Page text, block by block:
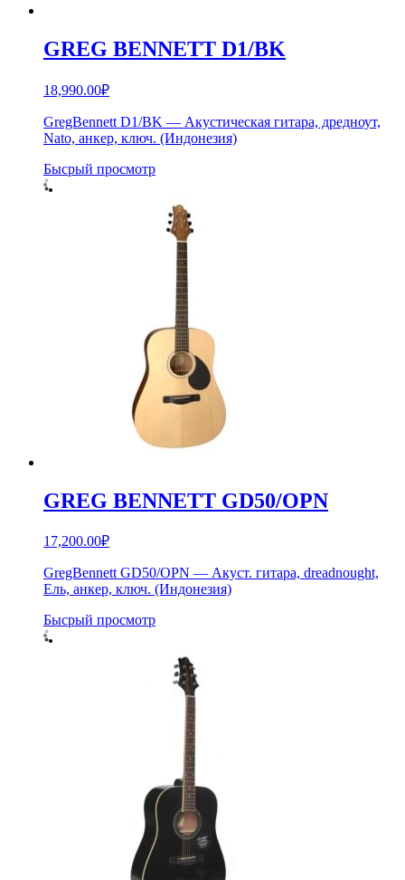
GREG BENNETT D1/BK
18,990.00₽
GregBennett D1/BK — Акустическая гитара, дредноут,
Nato, анкер, ключ. (Индонезия)
Бысрый просмотр
GREG BENNETT GD50/OPN
17,200.00₽
GregBennett GD50/OPN — Акуст. гитара, dreadnought,
Ель, анкер, ключ. (Индонезия)
Бысрый просмотр